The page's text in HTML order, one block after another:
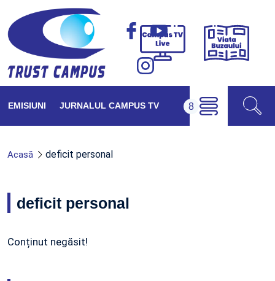
Campus
Viața
EMISIUNI JURNALUL CAMPUS TV
Acasă deficit personal
deficit personal
Conținut negăsit!